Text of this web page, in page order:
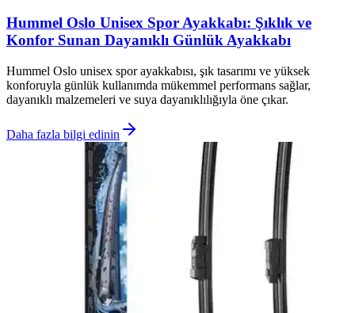
Hummel Oslo Unisex Spor Ayakkabı: Şıklık ve
Konfor Sunan Dayanıklı Günlük Ayakkabı
Hummel Oslo unisex spor ayakkabısı, şık tasarımı ve yüksek
konforuyla günlük kullanımda mükemmel performans sağlar,
dayanıklı malzemeleri ve suya dayanıklılığıyla öne çıkar.
Daha fazla bilgi edinin